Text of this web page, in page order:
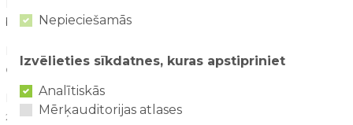
bērniem?03/08/2026
02/08/2026
Kā saorganizēt perfektu ģimenes piedzīvojumu dienu?
29/07/2026
Nepieciešamās
Izvēlieties sīkdatnes, kuras apstipriniet
Analītiskās
Mērķauditorijas atlases